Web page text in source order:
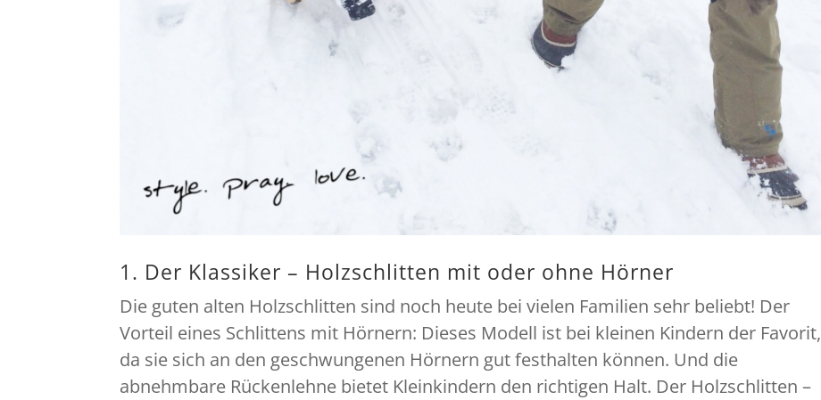
1. Der Klassiker – Holzschlitten mit oder ohne Hörner
Die guten alten Holzschlitten sind noch heute bei vielen Familien sehr beliebt! Der
Vorteil eines Schlittens mit Hörnern: Dieses Modell ist bei kleinen Kindern der Favorit,
da sie sich an den geschwungenen Hörnern gut festhalten können. Und die
abnehmbare Rückenlehne bietet Kleinkindern den richtigen Halt. Der Holzschlitten –